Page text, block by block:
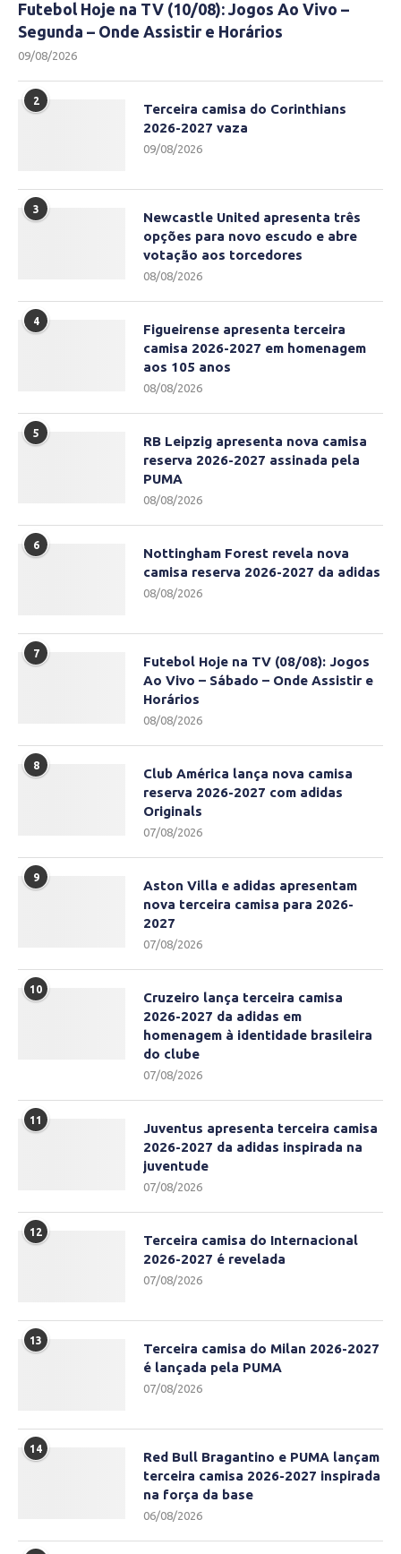
Futebol Hoje na TV (10/08): Jogos Ao Vivo –
Segunda – Onde Assistir e Horários
09/08/2026
2
Terceira camisa do Corinthians
2026-2027 vaza
09/08/2026
3
Newcastle United apresenta três
opções para novo escudo e abre
votação aos torcedores
08/08/2026
4
Figueirense apresenta terceira
camisa 2026-2027 em homenagem
aos 105 anos
08/08/2026
5
RB Leipzig apresenta nova camisa
reserva 2026-2027 assinada pela
PUMA
08/08/2026
6
Nottingham Forest revela nova
camisa reserva 2026-2027 da adidas
08/08/2026
7
Futebol Hoje na TV (08/08): Jogos
Ao Vivo – Sábado – Onde Assistir e
Horários
08/08/2026
8
Club América lança nova camisa
reserva 2026-2027 com adidas
Originals
07/08/2026
9
Aston Villa e adidas apresentam
nova terceira camisa para 2026-
2027
07/08/2026
10
Cruzeiro lança terceira camisa
2026-2027 da adidas em
homenagem à identidade brasileira
do clube
07/08/2026
11
Juventus apresenta terceira camisa
2026-2027 da adidas inspirada na
juventude
07/08/2026
12
Terceira camisa do Internacional
2026-2027 é revelada
07/08/2026
13
Terceira camisa do Milan 2026-2027
é lançada pela PUMA
07/08/2026
14
Red Bull Bragantino e PUMA lançam
terceira camisa 2026-2027 inspirada
na força da base
06/08/2026